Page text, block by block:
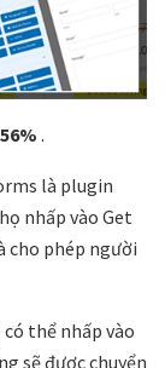
.
là plugin
nhấp vào Get
cho phép người
thể nhấp vào
sẽ được chuyển